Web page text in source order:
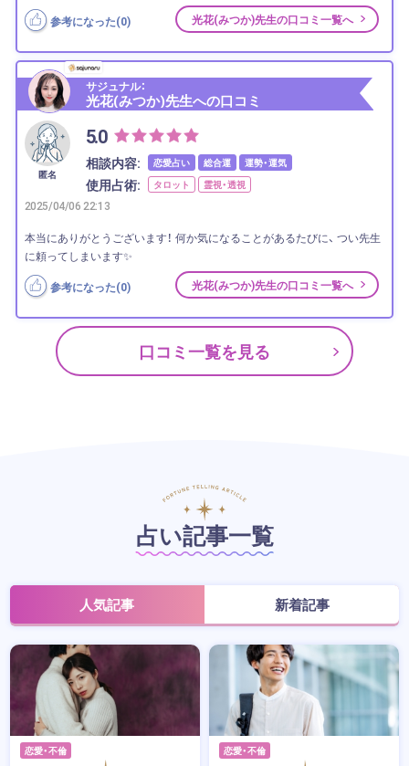
参考になった(0) 光花(みつか)先生の口コミ一覧へ
サジュナル：
光花(みつか)先生への口コミ
匿名
5.0
相談内容: 恋愛占い 総合運 運勢・運気
使用占術: タロット 霊視・透視
2025/04/06 22:13
本当にありがとうございます！ 何か気になることがあるたびに、 つい先生
に頼ってしまいます✨
参考になった(0) 光花(みつか)先生の口コミ一覧へ
口コミ一覧を見る
占い記事一覧
人気記事 新着記事
恋愛・不倫 恋愛・不倫